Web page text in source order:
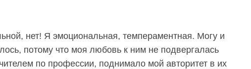
нет! Я эмоциональная, темпераментная. Могу и
потому что моя любовь к ним не подвергалась
по профессии, поднимало мой авторитет в их